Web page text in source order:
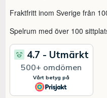
Fraktfritt inom Sverige från
Spelrum med över 100